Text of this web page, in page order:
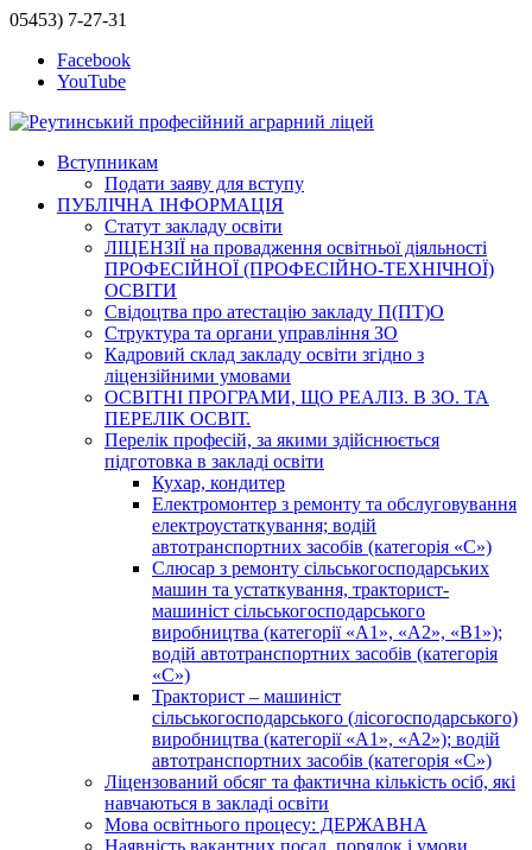
05453) 7-27-31
Facebook
YouTube
Вступникам
Подати заяву для вступу
ПУБЛІЧНА ІНФОРМАЦІЯ
Статут закладу освіти
ЛІЦЕНЗІЇ на провадження освітньої діяльності
ПРОФЕСІЙНОЇ (ПРОФЕСІЙНО-ТЕХНІЧНОЇ)
ОСВІТИ
Свідоцтва про атестацію закладу П(ПТ)О
Структура та органи управління ЗО
Кадровий склад закладу освіти згідно з
ліцензійними умовами
ОСВІТНІ ПРОГРАМИ, ЩО РЕАЛІЗ. В ЗО. ТА
ПЕРЕЛІК ОСВІТ.
Перелік професій, за якими здійснюється
підготовка в закладі освіти
Кухар, кондитер
Електромонтер з ремонту та обслуговування
електроустаткування; водій
автотранспортних засобів (категорія «С»)
Слюсар з ремонту сільськогосподарських
машин та устаткування, тракторист-
машиніст сільськогосподарського
виробництва (категорії «А1», «А2», «В1»);
водій автотранспортних засобів (категорія
«С»)
Тракторист – машиніст
сільськогосподарського (лісогосподарського)
виробництва (категорії «А1», «А2»); водій
автотранспортних засобів (категорія «С»)
Ліцензований обсяг та фактична кількість осіб, які
навчаються в закладі освіти
Мова освітнього процесу: ДЕРЖАВНА
Наявність вакантних посад, порядок і умови